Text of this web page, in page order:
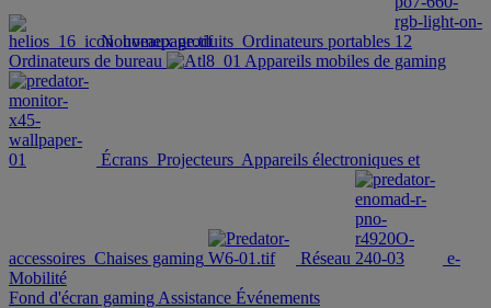
Nouveaux produits Ordinateurs portables
Ordinateurs de bureau
Appareils mobiles de gaming
Écrans Projecteurs Appareils électroniques et
accessoires Chaises gaming Réseau
e-
Mobilité
Fond d'écran gaming Assistance Événements